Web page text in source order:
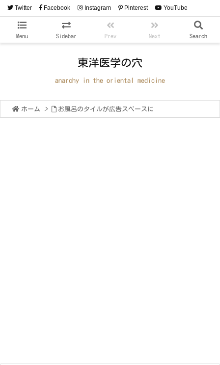
Menu Sidebar Prev Next Search
Twitter Facebook Instagram Pinterest YouTube
RSS
東洋医学の穴
anarchy in the oriental medicine
ホーム > お風呂のタイルが広告スペースに